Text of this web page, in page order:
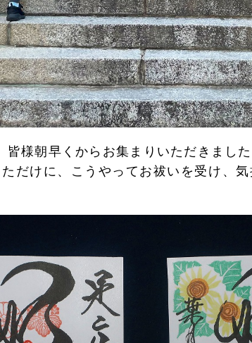
皆様朝早くからお集まりいただきまし
だけに、こうやってお祓いを受け、